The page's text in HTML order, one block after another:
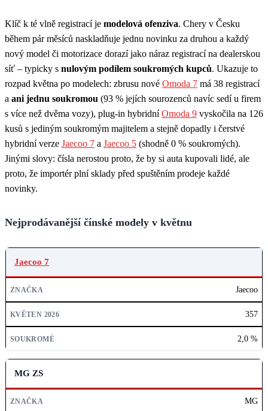
Klíč k té vlně registrací je modelová ofenziva. Chery v Česku
během pár měsíců naskladňuje jednu novinku za druhou a každý
nový model či motorizace dorazí jako náraz registrací na dealerskou
síť – typicky s nulovým podílem soukromých kupců. Ukazuje to
rozpad května po modelech: zbrusu nové Omoda 7 má 38 registrací
a ani jednu soukromou (93 % jejích sourozenců navíc sedí u firem
s více než dvěma vozy), plug-in hybridníOmoda 9 vyskočila na 126
kusů s jediným soukromým majitelem a stejně dopadly i čerstvé
hybridní verze Jaecoo 7 a Jaecoo 5 (shodně 0 % soukromých).
Jinými slovy: čísla nerostou proto, že by si auta kupovali lidé, ale
proto, že importér plní sklady před spuštěním prodeje každé
novinky.
Nejprodávanější čínské modely v květnu
MODEL
ZNAČKA
KVĚTEN 2026
SOUKROMÉ
Jaecoo 7
Jaecoo
357
2,0 %
MG ZS
MG